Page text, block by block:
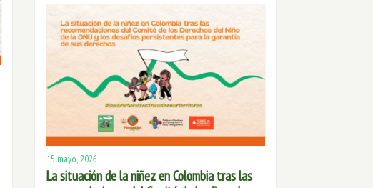
15 mayo, 2026
La situación de la niñez en Colombia tras las